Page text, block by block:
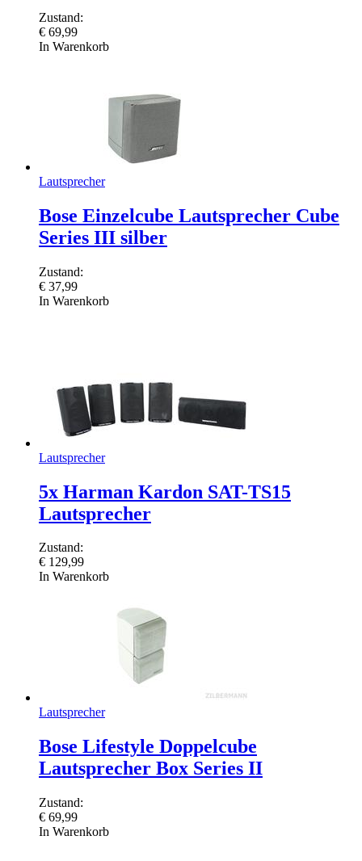
Zustand:
€ 69,99
In Warenkorb
Lautsprecher
Bose Einzelcube Lautsprecher Cube
Series III silber
Zustand:
€ 37,99
In Warenkorb
Lautsprecher
5x Harman Kardon SAT-TS15
Lautsprecher
Zustand:
€ 129,99
In Warenkorb
Lautsprecher
Bose Lifestyle Doppelcube
Lautsprecher Box Series II
Zustand:
€ 69,99
In Warenkorb